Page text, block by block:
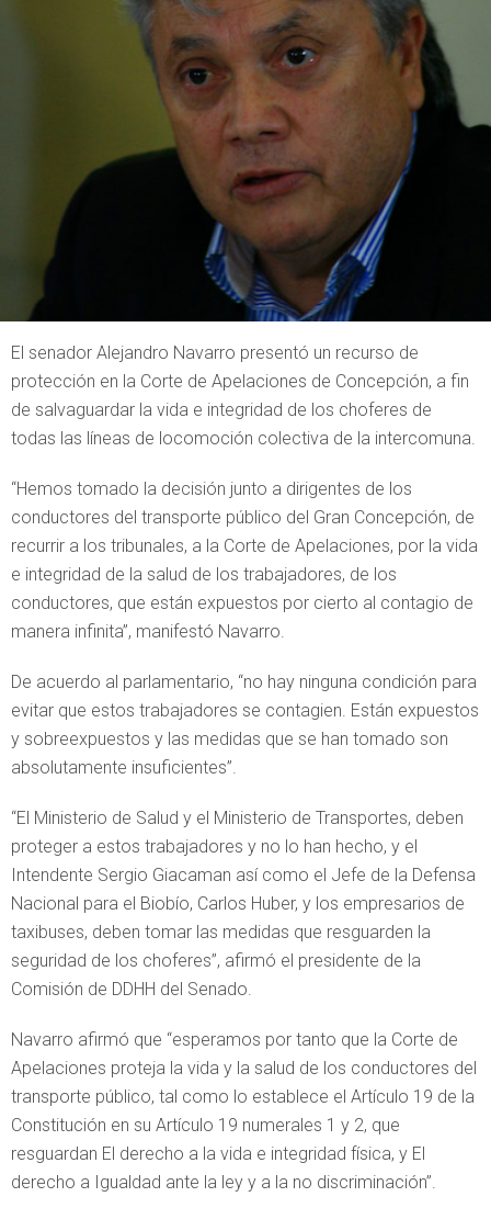
El senador Alejandro Navarro presentó un recurso de
protección en la Corte de Apelaciones de Concepción, a fin
de salvaguardar la vida e integridad de los choferes de
todas las líneas de locomoción colectiva de la intercomuna.
“Hemos tomado la decisión junto a dirigentes de los
conductores del transporte público del Gran Concepción, de
recurrir a los tribunales, a la Corte de Apelaciones, por la vida
e integridad de la salud de los trabajadores, de los
conductores, que están expuestos por cierto al contagio de
manera infinita”, manifestó Navarro.
De acuerdo al parlamentario, “no hay ninguna condición para
evitar que estos trabajadores se contagien. Están expuestos
y sobreexpuestos y las medidas que se han tomado son
absolutamente insuficientes”.
“El Ministerio de Salud y el Ministerio de Transportes, deben
proteger a estos trabajadores y no lo han hecho, y el
Intendente Sergio Giacaman así como el Jefe de la Defensa
Nacional para el Biobío, Carlos Huber, y los empresarios de
taxibuses, deben tomar las medidas que resguarden la
seguridad de los choferes”, afirmó el presidente de la
Comisión de DDHH del Senado.
Navarro afirmó que “esperamos por tanto que la Corte de
Apelaciones proteja la vida y la salud de los conductores del
transporte público, tal como lo establece el Artículo 19 de la
Constitución en su Artículo 19 numerales 1 y 2, que
resguardan El derecho a la vida e integridad física, y El
derecho a Igualdad ante la ley y a la no discriminación”.